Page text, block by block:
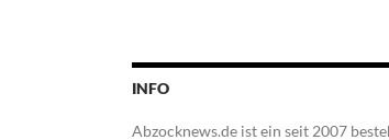
INFO
Abzocknews.de ist ein seit 2007